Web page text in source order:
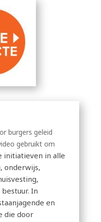
burgers geleid
gebruikt om
initiatieven in alle
onderwijs,
In
en
die door